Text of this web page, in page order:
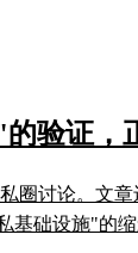
验证，
圈讨论。文
基础设施"的缩